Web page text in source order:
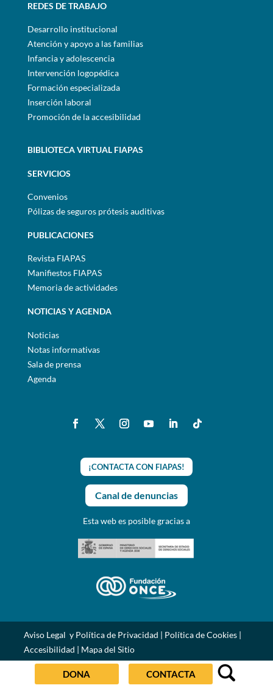
REDES DE TRABAJO
Desarrollo institucional
Atención y apoyo a las familias
Infancia y adolescencia
Intervención logopédica
Formación especializada
Inserción laboral
Promoción de la accesibilidad
BIBLIOTECA VIRTUAL FIAPAS
SERVICIOS
Convenios
Pólizas de seguros prótesis auditivas
PUBLICACIONES
Revista FIAPAS
Manifiestos FIAPAS
Memoria de actividades
NOTICIAS Y AGENDA
Noticias
Notas informativas
Sala de prensa
Agenda
¡CONTACTA CON FIAPAS!
Canal de denuncias
Esta web es posible gracias a
Aviso Legal y Política de Privacidad | Política de Cookies|
Accesibilidad | Mapa del Sitio
DONA CONTACTA